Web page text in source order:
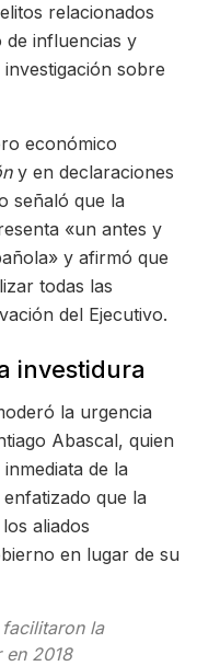
relacionados
influencias y
sobre
económico
y en declaraciones
señaló que la
«un antes y
y afirmó que
todas las
del Ejecutivo.
investidura
la urgencia
Abascal, quien
de la
que la
aliados
en lugar de su
la
en 2018